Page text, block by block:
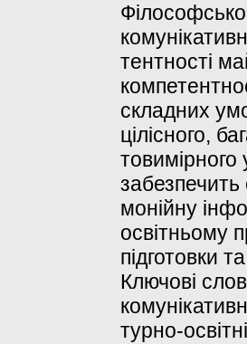
тентності
складних
цілісного,
забезпечить
монійну
освітньому
підготовки
Ключові
турно-